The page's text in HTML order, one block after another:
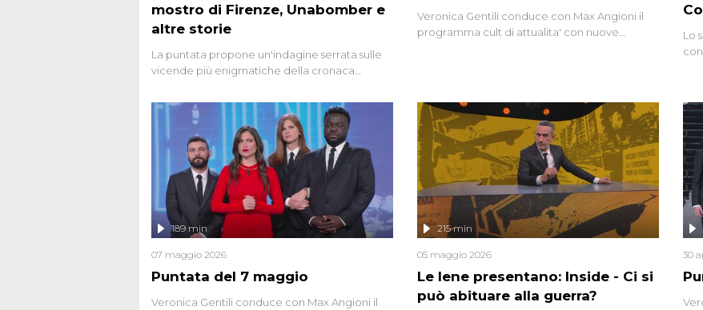
mostro di Firenze, Unabomber e
altre storie
La puntata propone un'indagine serrata sulle
vicende più enigmatiche della cronaca
seriale responsabile di decine di attentati tra
gli anni '90 e il 2000 che, inquietantemente,
potrebbe essere ancora in libertà. Lo speciale
affronta inoltre le zone d'ombra sul Mostro di
Firenze, le cui responsabilità appaiono ancora
oggi avvolte in un groviglio di dubbi mai
chiariti. Nel corso dello speciale anche
l'intervista inedita a Olindo Romano, realizzata
ne...
Veronica Gentili conduce con Max Angioni il
programma cult di attualita' con nuove
Lo
e
Puntata del 7 maggio
189 min
07 maggio 2026
Veronica Gentili conduce con Max Angioni il
Le Iene presentano: Inside - Ci si
può abituare alla guerra?
215 min
05 maggio 2026 30